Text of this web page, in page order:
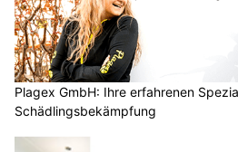
Plagex GmbH: Ihre erfahrenen
Schädlingsbekämpfung